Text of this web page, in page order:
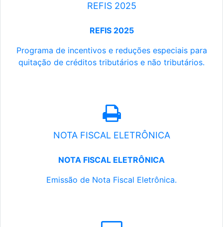
REFIS 2025
REFIS 2025
Programa de incentivos e reduções especiais para
quitação de créditos tributários e não tributários.
NOTA FISCAL ELETRÔNICA
NOTA FISCAL ELETRÔNICA
Emissão de Nota Fiscal Eletrônica.